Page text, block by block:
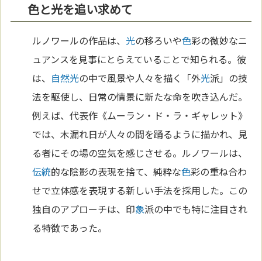
色と光を追い求めて
ルノワールの作品は、 光の移ろいや色彩の微妙なニ
ュアンスを見事にとらえていることで知られる。彼
は、 自然光の中で風景や人々を描く「外光派」の技
法を駆使し、日常の情景に新たな命を吹き込んだ。
例えば、代表作《ムーラン・ド・ラ・ギャレット》
では、木漏れ日が人々の間を踊るように描かれ、見
る者にその場の空気を感じさせる。ルノワールは、
伝統的な陰影の表現を捨て、純粋な色彩の重ね合わ
せで立体感を表現する新しい手法を採用した。この
独自のアプローチは、印象派の中でも特に注目され
る特徴であった。